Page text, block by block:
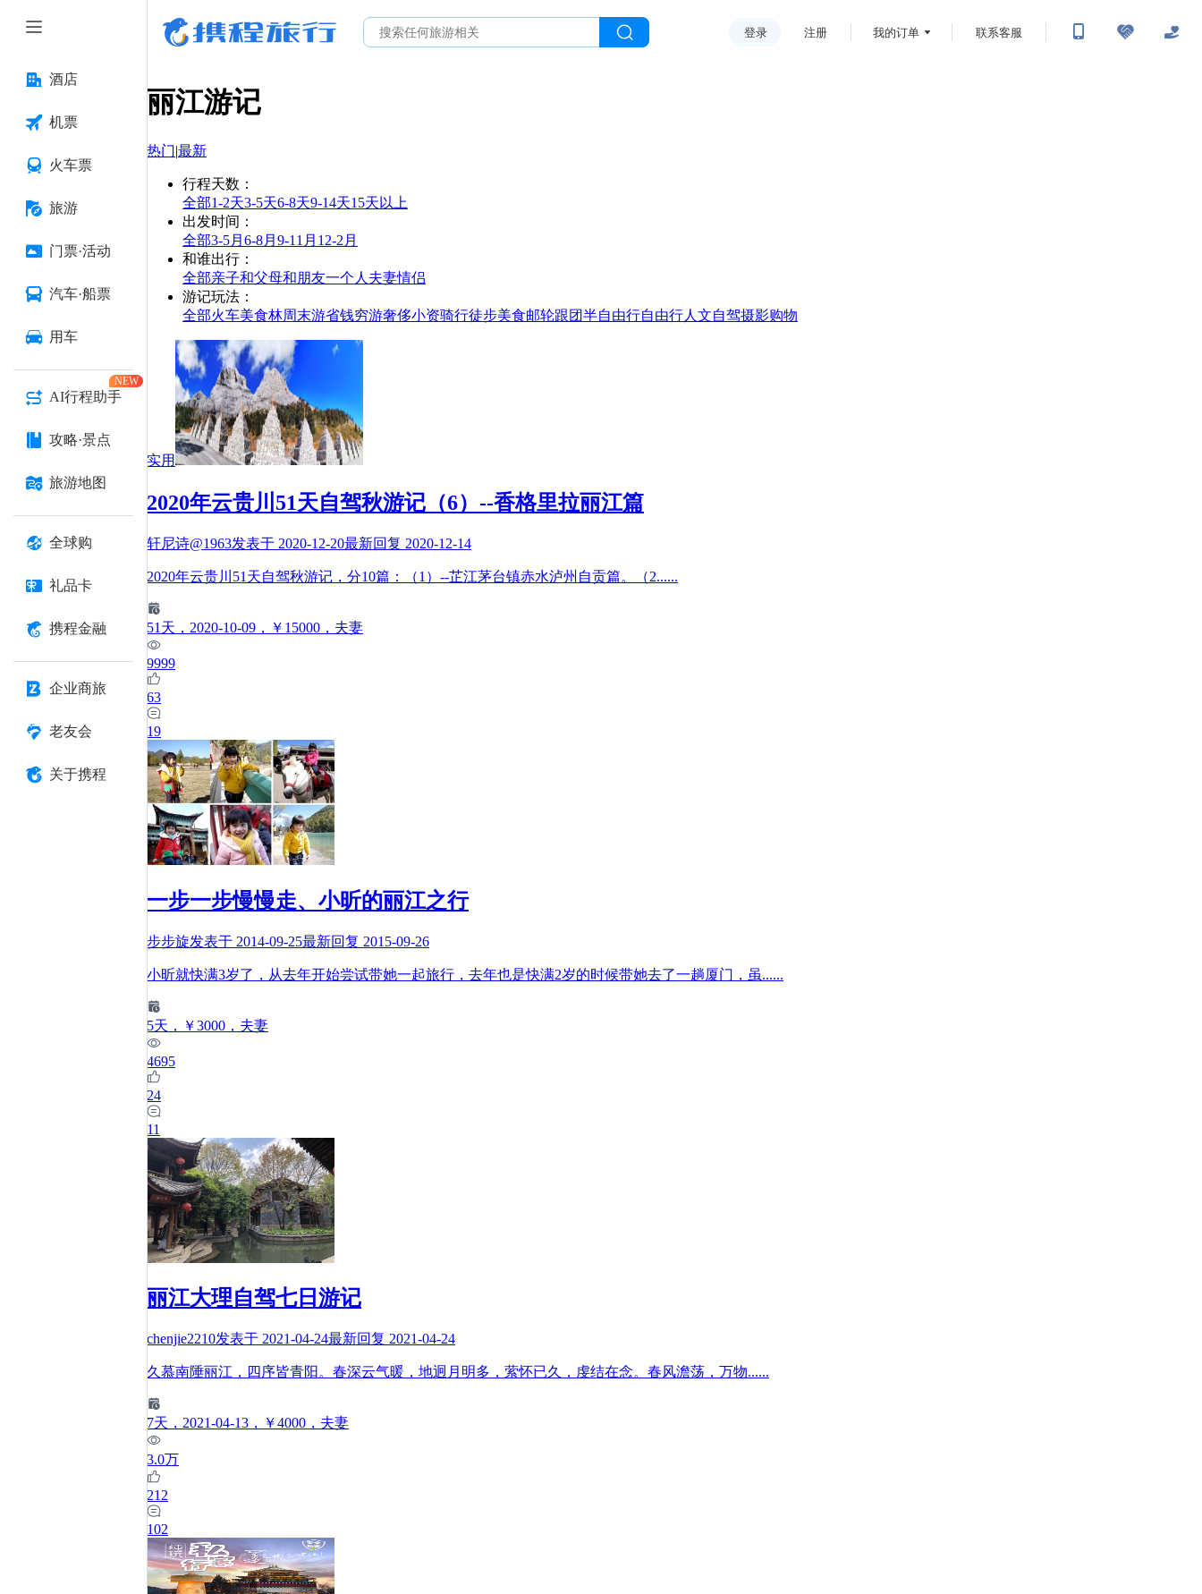
酒店
机票
火车票
旅游
门票·活动
汽车·船票
用车
AI行程助手
NEW
攻略·景点
旅游地图
全球购
礼品卡
携程金融
企业商旅
老友会
关于携程
登录 注册 我的订单 联系客服
丽江游记
热门|最新
行程天数 ：
全部1-2天3-5天6-8天9-14天15天以上
出发时间 ：
全部3-5月 6-8月 9-11月 12-2月
和谁出行 ：
全部亲子和父母和朋友一个人 夫妻情侣
游记玩法 ：
全部火车美食林周末游省钱穷游奢侈小资骑行徒步美食邮轮跟团半自由行自由行人文自驾摄影购物
实用
2020年云贵川51天自驾秋游记（6）--香格里拉丽江篇
轩尼诗@1963发表于 2020-12-20最新回复 2020-12-14
2020年云贵川51天自驾秋游记，分10篇：（1）--芷江茅台镇赤水泸州自贡篇。（2......
51 天 ，2020-10-09 ，￥15000 ，夫妻
9999
63
19
一步一步慢慢走、小昕的丽江之行
步步旋发表于 2014-09-25最新回复 2015-09-26
小昕就快满3岁了，从去年开始尝试带她一起旅行，去年也是快满2岁的时候带她去了一趟厦门，虽......
5天 ，￥3000 ，夫妻
4695
24
11
丽江大理自驾七日游记
chenjie2210发表于 2021-04-24最新回复 2021-04-24
久慕南陲丽江，四序皆青阳。春深云气暖，地迥月明多，萦怀已久，虔结在念。春风澹荡，万物......
7天 ，2021-04-13 ，￥4000 ，夫妻
3.0万
212
102